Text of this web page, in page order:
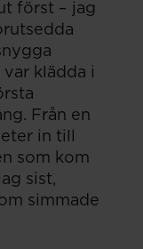
först – jag
var klädda i
Från en
in till
som kom
sist,
simmade